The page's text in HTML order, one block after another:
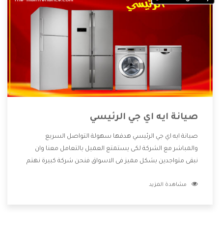
صيانة ايه اي جي الرئيسي
صيانة ايه اي جي الرئيسي هدفها سهولة التواصل السريع
والمباشر مع الشركة لكى يستمتع العميل بالتعامل معنا وان
نبقى متواجدين بشكل مميز فى الاسواق فنحن شركة كبيرة نهتم
الشركة بها والتى تكون منها خدمة الصيانة التى تكون من أهم
مشاهدة المزيد